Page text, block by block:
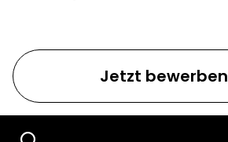
Jetzt bewerben